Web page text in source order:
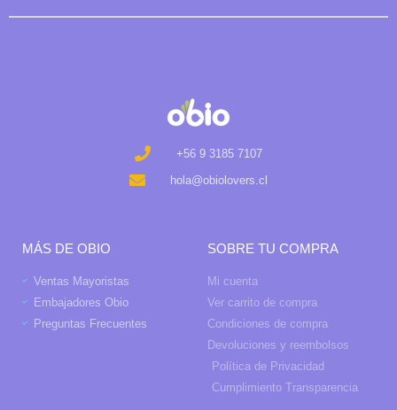
+56 9 3185 7107
hola@obiolovers.cl
MÁS DE OBIO
Ventas Mayoristas
Embajadores Obio
Preguntas Frecuentes
SOBRE TU COMPRA
Mi cuenta
Ver carrito de compra
Condiciones de compra
Devoluciones y reembolsos
Política de Privacidad
Cumplimiento Transparencia